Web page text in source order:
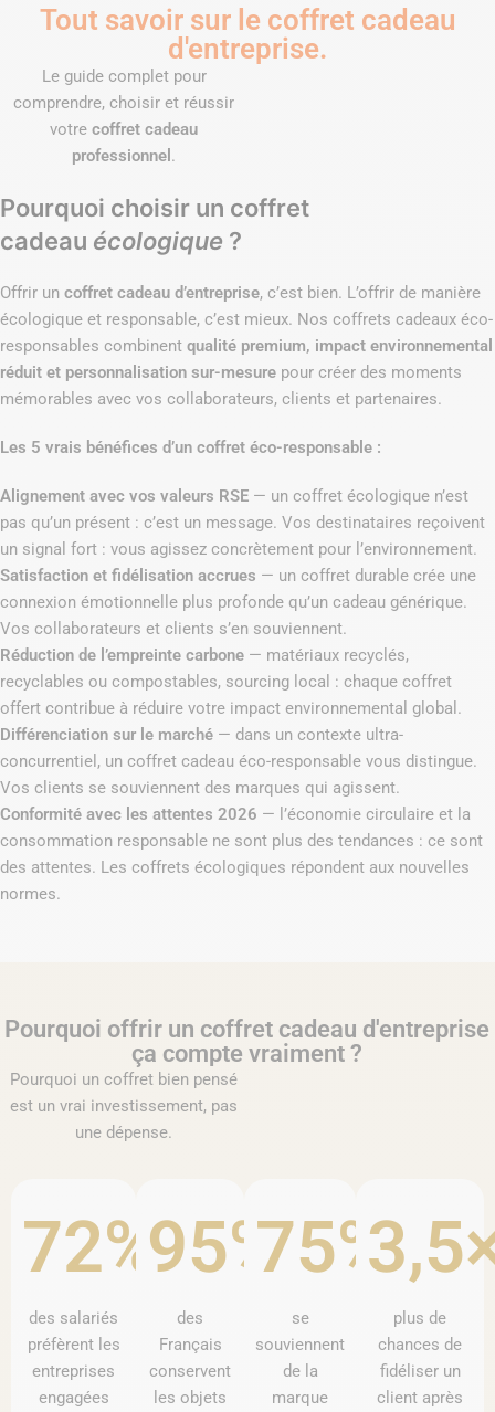
Tout savoir sur le coffret cadeau
d'entreprise.
Le guide complet pour
comprendre, choisir et réussir
votre coffret cadeau
professionnel .
Pourquoi choisir un coffret
cadeau écologique ?
Offrir un coffret cadeau d’entreprise, c’est bien. L’offrir de manière
écologique et responsable, c’est mieux. Nos coffrets cadeaux éco-
responsables combinent qualité premium, impact environnemental
réduit et personnalisation sur-mesure pour créer des moments
mémorables avec vos collaborateurs, clients et partenaires.
Les 5 vrais bénéfices d’un coffret éco-responsable :
Alignement avec vos valeurs RSE — un coffret écologique n’est
pas qu’un présent : c’est un message. Vos destinataires reçoivent
un signal fort : vous agissez concrètement pour l’environnement.
Satisfaction et fidélisation accrues — un coffret durable crée une
connexion émotionnelle plus profonde qu’un cadeau générique.
Vos collaborateurs et clients s’en souviennent.
Réduction de l’empreinte carbone — matériaux recyclés,
recyclables ou compostables, sourcing local : chaque coffret
offert contribue à réduire votre impact environnemental global.
Différenciation sur le marché — dans un contexte ultra-
concurrentiel, un coffret cadeau éco-responsable vous distingue.
Vos clients se souviennent des marques qui agissent.
Conformité avec les attentes 2026 — l’économie circulaire et la
consommation responsable ne sont plus des tendances : ce sont
des attentes. Les coffrets écologiques répondent aux nouvelles
normes.
Pourquoi offrir un coffret cadeau d'entreprise
ça compte vraiment ?
Pourquoi un coffret bien pensé
est un vrai investissement, pas
une dépense.
72%
des salariés
préfèrent les
entreprises
engagées
95%
des
Français
conservent
les objets
75%
se
souviennent
de la
marque
plus de
chances de
fidéliser un
client après